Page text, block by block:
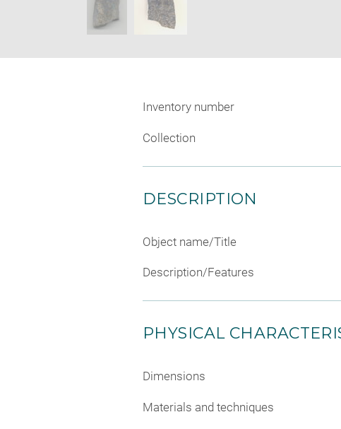
Inventory number
Collection
DESCRIPTION
Object name/Title
Description/Features
PHYSICAL
Dimensions
Materials and techniques